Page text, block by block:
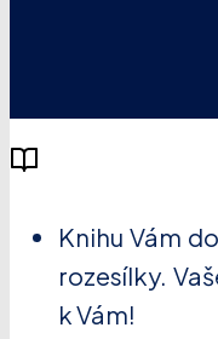
Knihu Vám
rozesílky.
k Vám!